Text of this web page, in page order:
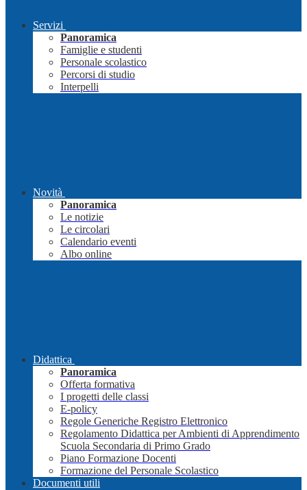
Servizi
Panoramica
Famiglie e studenti
Personale scolastico
Percorsi di studio
Interpelli
Novità
Panoramica
Le notizie
Le circolari
Calendario eventi
Albo online
Didattica
Panoramica
Offerta formativa
I progetti delle classi
E-policy
Regole Generiche Registro Elettronico
Regolamento Didattica per Ambienti di Apprendimento
Scuola Secondaria di Primo Grado
Piano Formazione Docenti
Formazione del Personale Scolastico
Documenti utili